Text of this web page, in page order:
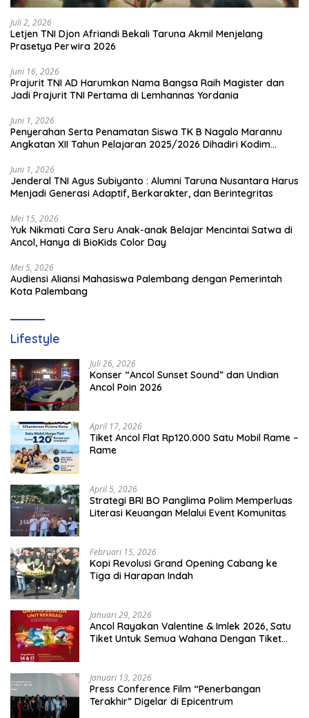
Juli 2, 2026
Letjen TNI Djon Afriandi Bekali Taruna Akmil Menjelang
Prasetya Perwira 2026
Juni 16, 2026
Prajurit TNI AD Harumkan Nama Bangsa Raih Magister dan
Jadi Prajurit TNI Pertama di Lemhannas Yordania
Juni 1, 2026
Penyerahan Serta Penamatan Siswa TK B Nagalo Marannu
Angkatan XII Tahun Pelajaran 2025/2026 Dihadiri Kodim
Juni 1, 2026
Jenderal TNI Agus Subiyanto : Alumni Taruna Nusantara Harus
Menjadi Generasi Adaptif, Berkarakter, dan Berintegritas
Mei 15, 2026
Yuk Nikmati Cara Seru Anak-anak Belajar Mencintai Satwa di
Ancol, Hanya di BioKids Color Day
Mei 5, 2026
Audiensi Aliansi Mahasiswa Palembang dengan Pemerintah
Kota Palembang
Lifestyle
Juli 26, 2026
Konser “Ancol Sunset Sound” dan Undian
Ancol Poin 2026
April 17, 2026
Tiket Ancol Flat Rp120.000 Satu Mobil Rame –
Rame
April 5, 2026
​Strategi BRI BO Panglima Polim Memperluas
Literasi Keuangan Melalui Event Komunitas
Februari 15, 2026
Kopi Revolusi Grand Opening Cabang ke
Tiga di Harapan Indah
Januari 29, 2026
Ancol Rayakan Valentine & Imlek 2026, Satu
Tiket Untuk Semua Wahana Dengan Tiket
Januari 13, 2026
Press Conference Film “Penerbangan
Terakhir” Digelar di Epicentrum